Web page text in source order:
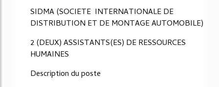
SIDMA (SOCIETE INTERNATIONALE DE
DISTRIBUTION ET DE MONTAGE AUTOMOBILE)
2 (DEUX) ASSISTANTS(ES) DE RESSOURCES
HUMAINES
Description du poste